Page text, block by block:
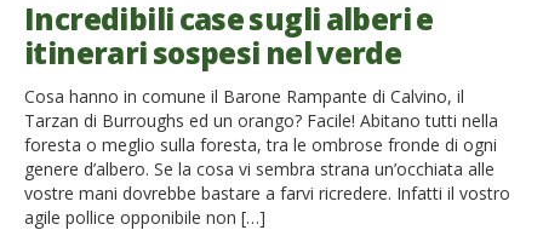
Incredibili case sugli alberi e
itinerari sospesi nel verde
Cosa hanno in comune il Barone Rampante di Calvino, il
Tarzan di Burroughs ed un orango? Facile! Abitano tutti nella
foresta o meglio sulla foresta, tra le ombrose fronde di ogni
genere d’albero. Se la cosa vi sembra strana un’occhiata alle
vostre mani dovrebbe bastare a farvi ricredere. Infatti il vostro
agile pollice opponibile non […]